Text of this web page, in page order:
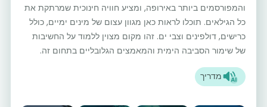
והמפורסמים ביותר באירופה, ומציע חוויה חינוכית שמרתקת את
כל הגילאים. תוכלו לראות כאן מגוון עצום של מינים ימיים, כולל
כרישים, דולפינים וצבי ים. זהו מקום מצוין ללמוד על החשיבות
של שימור הסביבה הימית והמאמצים הגלובליים בתחום זה.
מדריך